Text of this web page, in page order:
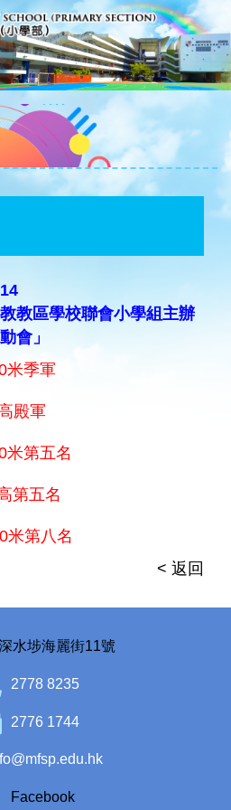
教區學校聯會小學組主辦
會」
米季軍
殿軍
米第五名
第五名
米第八名
< 返回
水埗海麗街11號
2778 8235
2776 1744
Facebook